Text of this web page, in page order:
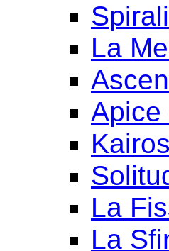
Spirali
La
Apice
Kairos
La
La